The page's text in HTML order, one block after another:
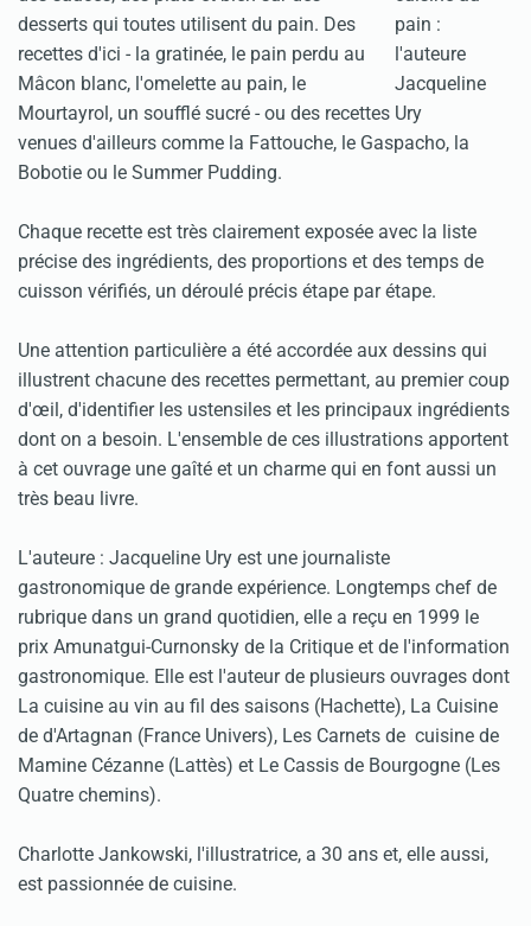
desserts qui toutes utilisent du pain. Des
recettes d'ici - la gratinée, le pain perdu au
Mâcon blanc, l'omelette au pain, le
Mourtayrol, un soufflé sucré - ou des recettes
venues d'ailleurs comme la Fattouche, le Gaspacho, la
Bobotie ou le Summer Pudding.
Chaque recette est très clairement exposée avec la liste
précise des ingrédients, des proportions et des temps de
cuisson vérifiés, un déroulé précis étape par étape.
Une attention particulière a été accordée aux dessins qui
illustrent chacune des recettes permettant, au premier coup
d'œil, d'identifier les ustensiles et les principaux ingrédients
dont on a besoin. L'ensemble de ces illustrations apportent
à cet ouvrage une gaîté et un charme qui en font aussi un
très beau livre.
L'auteure : Jacqueline Ury est une journaliste
gastronomique de grande expérience. Longtemps chef de
rubrique dans un grand quotidien, elle a reçu en 1999 le
prix Amunatgui-Curnonsky de la Critique et de l'information
gastronomique. Elle est l'auteur de plusieurs ouvrages dont
La cuisine au vin au fil des saisons (Hachette), La Cuisine
de d'Artagnan (France Univers), Les Carnets de cuisine de
Mamine Cézanne (Lattès) et Le Cassis de Bourgogne (Les
Quatre chemins).
Charlotte Jankowski, l'illustratrice, a 30 ans et, elle aussi,
est passionnée de cuisine.